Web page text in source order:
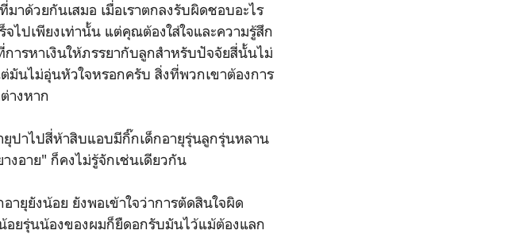
ด้วยกันเสมอ เมื่อเราตกลงรับผิดชอบอะไร
ไปเพียงเท่านั้น แต่คุณต้องใส่ใจและความรู้สึก
ารหาเงินให้ภรรยากับลูกสำหรับปัจจัยสี่นั้นไม่
มันไม่อุ่นหัวใจหรอกครับ สิ่งที่พวกเขาต้องการ
างหาก
ปาไปสี่ห้าสิบแอบมีกิ๊กเด็กอายุรุ่นลูกรุ่นหลาน
งอาย" ก็คงไม่รู้จักเช่นเดียวกัน
ยุยังน้อย ยังพอเข้าใจว่าการตัดสินใจผิด
อยรุ่นน้องของผมก็ยืดอกรับมันไว้แม้ต้องแลก